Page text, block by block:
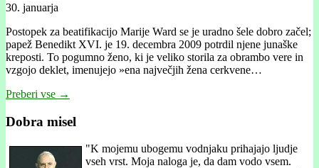
30. januarja
Postopek za beatifikacijo Marije Ward se je uradno šele dobro začel;
papež Benedikt XVI. je 19. decembra 2009 potrdil njene junaške
kreposti. To pogumno ženo, ki je veliko storila za obrambo vere in
vzgojo deklet, imenujejo »ena največjih žena cerkvene…
Preberi vse →
Dobra misel
"K mojemu ubogemu vodnjaku prihajajo ljudje
vseh vrst. Moja naloga je, da dam vodo vsem.